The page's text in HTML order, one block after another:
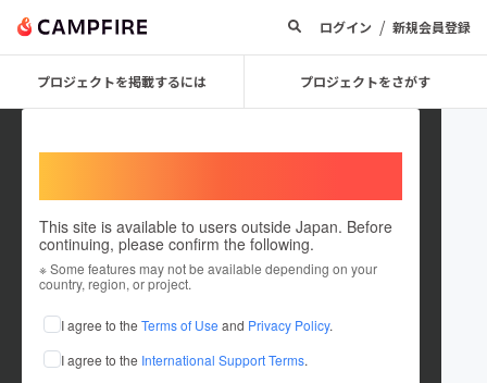
ログイン / 新規会員登録
プロジェクトを掲載するには プロジェクトをさがす
This site is available to users outside Japan. Before
continuing, please confirm the following.
※ Some features may not be available depending on your
country, region, or project.
I agree to the Terms of Use and Privacy Policy.
I agree to the International Support Terms.
ZERO STAR
これまでに1件のプロジェクトを投稿しています
在住国：日本 現在地：未設定